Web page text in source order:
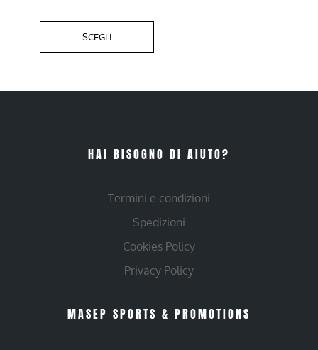
SCEGLI
HAI BISOGNO DI AIUTO?
Termini e condizioni
Spedizioni
Cookies Policy
Privacy Policy
MASEP SPORTS & PROMOTIONS